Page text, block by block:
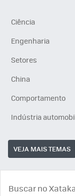
Ciência
Engenharia
Setores
China
Comportamento
Indústria
VEJA MAIS TEMAS